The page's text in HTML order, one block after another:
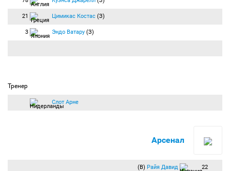
21 Цимикас Костас (З)
3 Эндо Ватару (З)
Тренер
Слот Арне
Арсенал
(В) Райя Давид 22